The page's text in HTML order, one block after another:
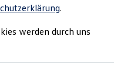
Gebrauchtwagen
Gebrauchtwagen
.
werden durch uns